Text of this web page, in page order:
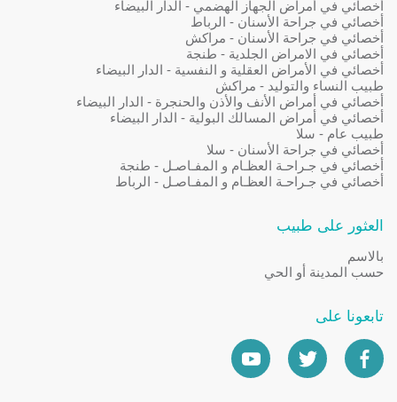
أخصائي في أمراض الجهاز الهضمي - الدار البيضاء
أخصائي في جراحة الأسنان - الرباط
أخصائي في جراحة الأسنان - مراكش
أخصائي في الامراض الجلدية - طنجة
أخصائي في الأمراض العقلية و النفسية - الدار البيضاء
طبيب النساء والتوليد - مراكش
أخصائي في أمراض الأنف والأذن والحنجرة - الدار البيضاء
أخصائي في أمراض المسالك البولية - الدار البيضاء
طبيب عام - سلا
أخصائي في جراحة الأسنان - سلا
أخصائي في جـراحـة العظـام و المفـاصـل - طنجة
أخصائي في جـراحـة العظـام و المفـاصـل - الرباط
العثور على طبيب
بالاسم
حسب المدينة أو الحي
تابعونا على